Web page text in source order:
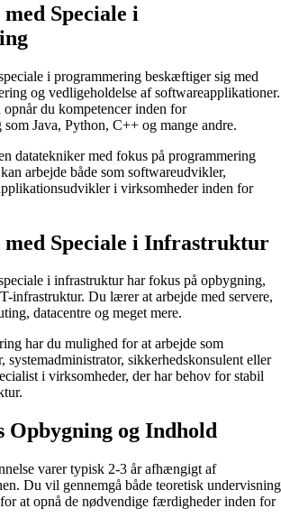
Speciale i
i programmering beskæftiger sig med
og vedligeholdelse af softwareapplikationer.
opnår du kompetencer inden for
Java, Python, C++ og mange andre.
datatekniker med fokus på programmering
arbejde både som softwareudvikler,
i virksomheder inden for
Speciale i Infrastruktur
i infrastruktur har fokus på opbygning,
infrastruktur. Du lærer at arbejde med servere,
datacentre og meget mere.
har du mulighed for at arbejde som
systemadministrator, sikkerhedskonsulent eller
i virksomheder, der har behov for stabil
Opbygning og Indhold
varer typisk 2-3 år afhængigt af
Du vil gennemgå både teoretisk undervisning
at opnå de nødvendige færdigheder inden for